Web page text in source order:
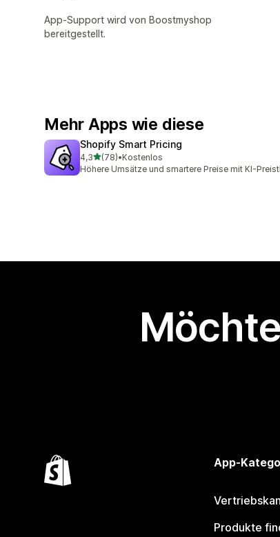
App-Support wird von Boostmyshop
bereitgestellt.
Mehr Apps wie diese
Shopify Smart Pricing
4,3von 5 Sternen
(78)
78 Rezensionen insgesamt
•Kostenlos
Höhere Umsätze und smartere Preise mit KI-
App-
Produkte